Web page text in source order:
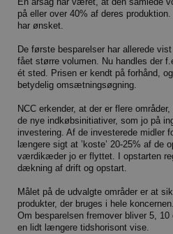
på eller over 40% af deres
har ønsket.
De første besparelser har allerede
fået større volumen. Nu handles der
ét sted. Prisen er kendt på forhånd,
betydelig omsætningsøgning.
NCC erkender, at der er flere
de nye indkøbsinitiativer, som jo på
investering. Af de investerede midler
længere sigt at ’koste’ 20-25% af de
værdikæder jo er flyttet. I opstarten
dækning af drift og opstart.
Målet på de udvalgte områder er at
produkter, der bruges i hele koncernen.
Om besparelsen fremover bliver 5,
en lidt længere tidshorisont vise.